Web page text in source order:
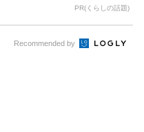
PR(くらしの話題)
Recommended by